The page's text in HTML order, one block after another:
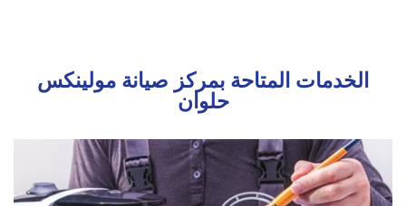
الخدمات المتاحة بمركز صيانة مولينكس
حلوان